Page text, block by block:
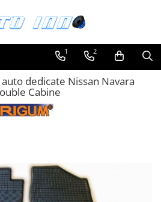
1 2
dedicate Nissan Navara
Cabine